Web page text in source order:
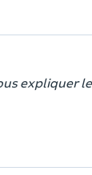
expliquer